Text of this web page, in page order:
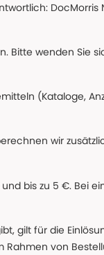
DocMorris
Bitte wenden Sie
(Kataloge,
wir
bis zu 5 €. Bei
gilt für die
Rahmen von